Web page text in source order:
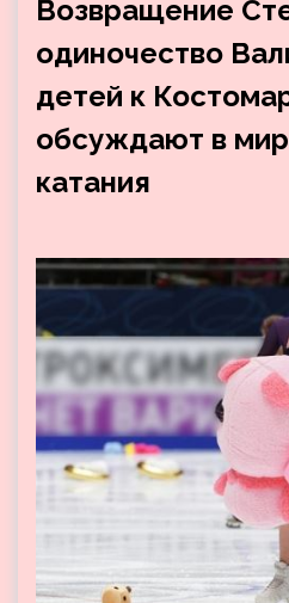
Возвращение
одиночество
детей к
обсуждают в
катания